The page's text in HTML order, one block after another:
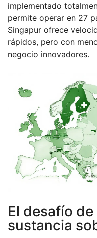
implementado
permite operar en 27
Singapur ofrece
rápidos, pero con
negocio innovadores.
El desafío de
sustancia